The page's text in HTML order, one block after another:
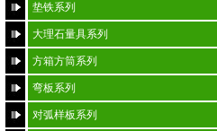
垫铁系列
大理石量具系列
方箱方筒系列
弯板系列
对弧样板系列